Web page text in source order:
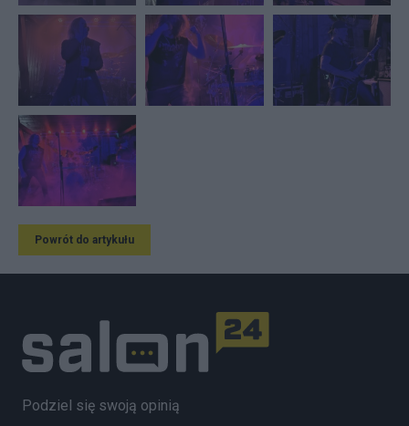
Powrót do artykułu
Podziel się swoją opinią